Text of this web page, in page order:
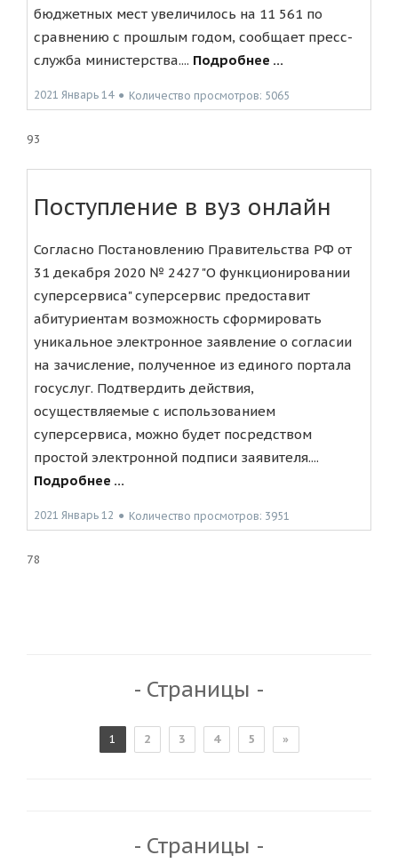
бюджетных мест увеличилось на 11 561 по
сравнению с прошлым годом, сообщает пресс-
служба министерства.... Подробнее ...
2021 Январь 14 ● Количество просмотров: 5065
93
Поступление в вуз онлайн
Согласно Постановлению Правительства РФ от
31 декабря 2020 № 2427 "О функционировании
суперсервиса" суперсервис предоставит
абитуриентам возможность сформировать
уникальное электронное заявление о согласии
на зачисление, полученное из единого портала
госуслуг. Подтвердить действия,
осуществляемые с использованием
суперсервиса, можно будет посредством
простой электронной подписи заявителя....
Подробнее ...
2021 Январь 12 ● Количество просмотров: 3951
78
- Страницы -
1 2 3 4 5 »
- Страницы -